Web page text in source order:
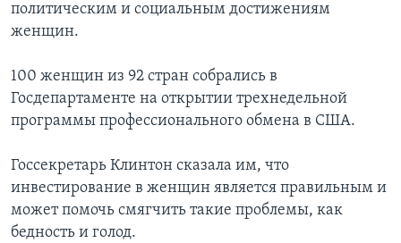
политическим и социальным достижениям
женщин.
100 женщин из 92 стран собрались в
Госдепартаменте на открытии трехнедельной
программы профессионального обмена в США.
Госсекретарь Клинтон сказала им, что
инвестирование в женщин является правильным и
может помочь смягчить такие проблемы, как
бедность и голод.